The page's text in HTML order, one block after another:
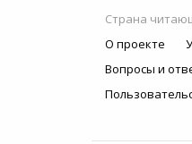
Страна
О проекте
Вопросы и